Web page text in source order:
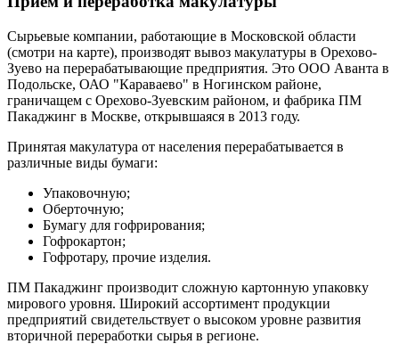
Сырьевые компании, работающие в Московской области
(смотри на карте), производят вывоз макулатуры в Орехово-
Зуево на перерабатывающие предприятия. Это ООО Аванта в
Подольске, ОАО "Караваево" в Ногинском районе,
граничащем с Орехово-Зуевским районом, и фабрика ПМ
Пакаджинг в Москве, открывшаяся в 2013 году.
Принятая макулатура от населения перерабатывается в
различные виды бумаги:
Упаковочную;
Оберточную;
Бумагу для гофрирования;
Гофрокартон;
Гофротару, прочие изделия.
ПМ Пакаджинг производит сложную картонную упаковку
мирового уровня. Широкий ассортимент продукции
предприятий свидетельствует о высоком уровне развития
вторичной переработки сырья в регионе.